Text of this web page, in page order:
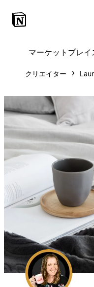
マーケットプレイ
クリエイター